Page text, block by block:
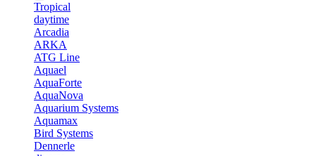
Tropical
daytime
Arcadia
ARKA
ATG Line
Aquael
AquaForte
AquaNova
Aquarium Systems
Aquamax
Bird Systems
Dennerle